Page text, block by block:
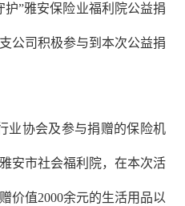
”雅安保险业福利院公益捐
公司积极参与到本次公益捐
业协会及参与捐赠的保险机
安市社会福利院，在本次活
价值2000余元的生活用品以